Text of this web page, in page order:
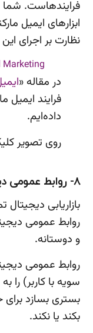
فرایندهاست. شما
ابزارهای ایمیل
نظارت بر اجرای
در مقاله «
فرایند ایمیل
داده‌ایم.
روی تصویر
8- روابط عمومی دیجیتال
بازاریابی
روابط عمومی
و دوستانه.
روابط عمومی
سویه با کاربر) را
بستری بسازد برای
بکند یا نکند.